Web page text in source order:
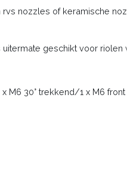
nozzles of keramische
geschikt voor riolen
M6 30° trekkend/1 x M6 front